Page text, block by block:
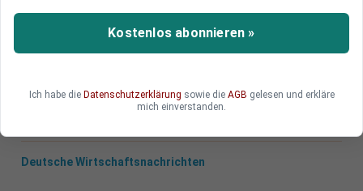
Russland hat seine Luftangriffe auf Städte und
militärische Ziele in der Ukraine massiv
intensiviert. Die verheerenden Folgen sind
Schutz durch Luftverteidigung.
Deutsche Wirtschaftsnachrichten
Kostenlos abonnieren »
Ich habe die Datenschutzerklärung sowie die AGB gelesen und erkläre
mich einverstanden.